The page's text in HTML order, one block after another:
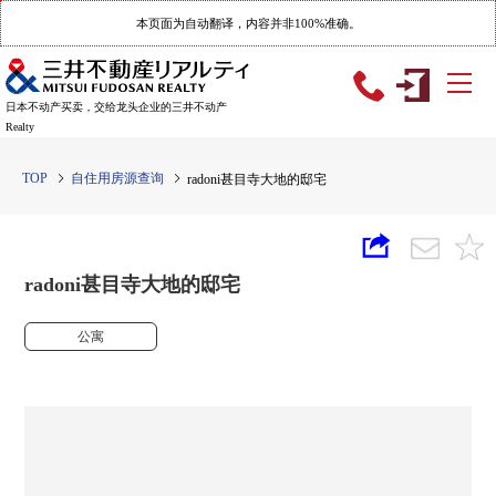
本页面为自动翻译，内容并非100%准确。
日本不动产买卖，交给龙头企业的三井不动产
Realty
TOP 自住用房源查询 radoni甚目寺大地的邸宅
radoni甚目寺大地的邸宅
公寓